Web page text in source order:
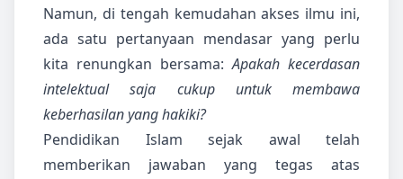
Namun, di tengah kemudahan akses ilmu ini,
ada satu pertanyaan mendasar yang perlu
kita renungkan bersama:Apakah kecerdasan
intelektual saja cukup untuk membawa
keberhasilan yang hakiki?
Pendidikan Islam sejak awal telah
memberikan jawaban yang tegas atas